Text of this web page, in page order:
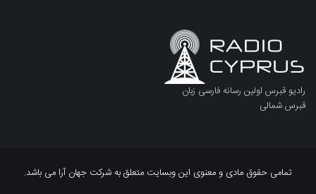
رادیو قبرس اولین رسانه فارسی زبان
قبرس شمالی
تمامی حقوق مادی و معنوی این وبسایت متعلق به شرکت جهان آرا می باشد.